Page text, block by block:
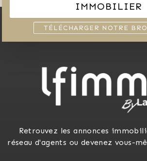
IMMOBILIER
TÉLÉCHARGER NOTRE
Retrouvez les annonces
réseau d'agents ou devenez vous-